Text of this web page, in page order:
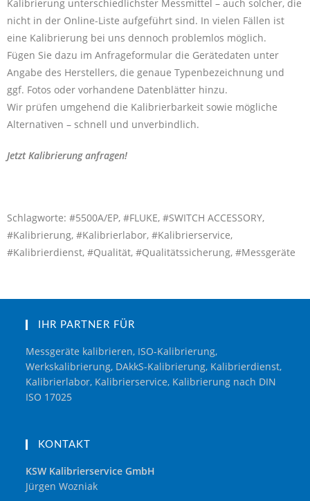
Kalibrierung unterschiedlichster Messmittel – auch solcher, die
nicht in der Online-Liste aufgeführt sind. In vielen Fällen ist
eine Kalibrierung bei uns dennoch problemlos möglich.
Fügen Sie dazu im Anfrageformular die Gerätedaten unter
Angabe des Herstellers, die genaue Typenbezeichnung und
ggf. Fotos oder vorhandene Datenblätter hinzu.
Wir prüfen umgehend die Kalibrierbarkeit sowie mögliche
Alternativen – schnell und unverbindlich.
Jetzt Kalibrierung anfragen!
Schlagworte: #5500A/EP, #FLUKE, #SWITCH ACCESSORY,
#Kalibrierung, #Kalibrierlabor, #Kalibrierservice,
#Kalibrierdienst, #Qualität, #Qualitätssicherung, #Messgeräte
IHR PARTNER FÜR
Messgeräte kalibrieren, ISO-Kalibrierung,
Werkskalibrierung, DAkkS-Kalibrierung, Kalibrierdienst,
Kalibrierlabor, Kalibrierservice, Kalibrierung nach DIN
ISO 17025
KONTAKT
KSW Kalibrierservice GmbH
Jürgen Wozniak